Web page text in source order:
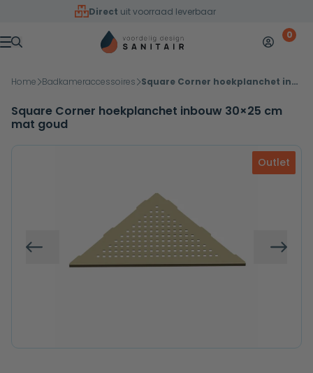
Overslaan naar inhoud
Direct uit voorraad leverbaar
Menu
Mijn 0
Home Badkameraccessoires Square Corner hoekplanchet inbouw 30×25 cm mat goud
Square Corner hoekplanchet inbouw 30×25 cm
mat goud
Outlet
Vorige